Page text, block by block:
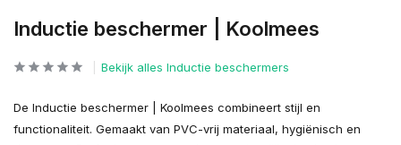
Inductie beschermer | Koolmees
Bekijk alles Inductie beschermers
De Inductie beschermer | Koolmees combineert stijl en
functionaliteit. Gemaakt van PVC-vrij materiaal, hygiënisch en